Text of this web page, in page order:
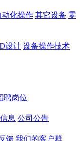
动化操作 其它设备 零
设计 设备操作技术
聘岗位
息 公司公告
馈 我们的客户群